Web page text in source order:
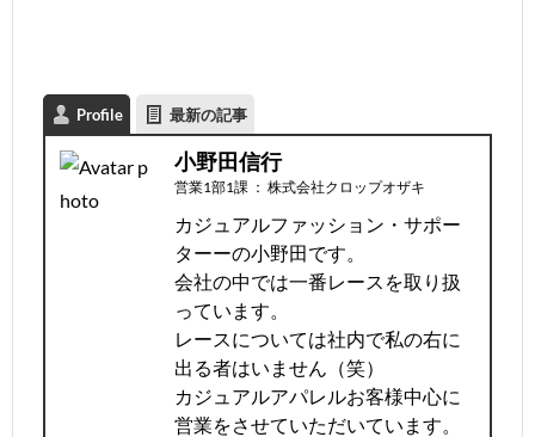
Profile 最新の記事
小野田信行
営業1部1課 ： 株式会社クロップオザキ
カジュアルファッション・サポー
ターーの小野田です。
会社の中では一番レースを取り扱
っています。
レースについては社内で私の右に
出る者はいません（笑）
カジュアルアパレルお客様中心に
営業をさせていただいています。